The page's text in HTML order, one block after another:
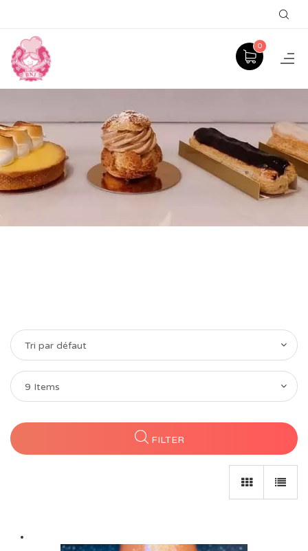
0
Tri par défaut
9 Items
FILTER